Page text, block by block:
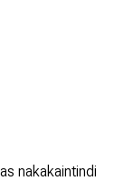
nakakaintindi